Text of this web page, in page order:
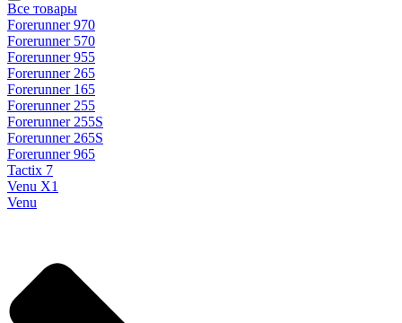
Все товары
Forerunner 970
Forerunner 570
Forerunner 955
Forerunner 265
Forerunner 165
Forerunner 255
Forerunner 255S
Forerunner 265S
Forerunner 965
Tactix 7
Venu X1
Venu